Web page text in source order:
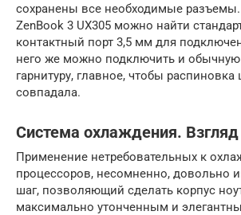
сохранены все необходимые
ZenBook 3 UX305 можно найти
контактный порт 3,5 мм для
него же можно подключить и
гарнитуру, главное, чтобы распиновка
совпадала.
Система охлаждения. Взгляд
Применение нетребовательных к
процессоров, несомненно, довольно
шаг, позволяющий сделать корпус
максимально утонченным и